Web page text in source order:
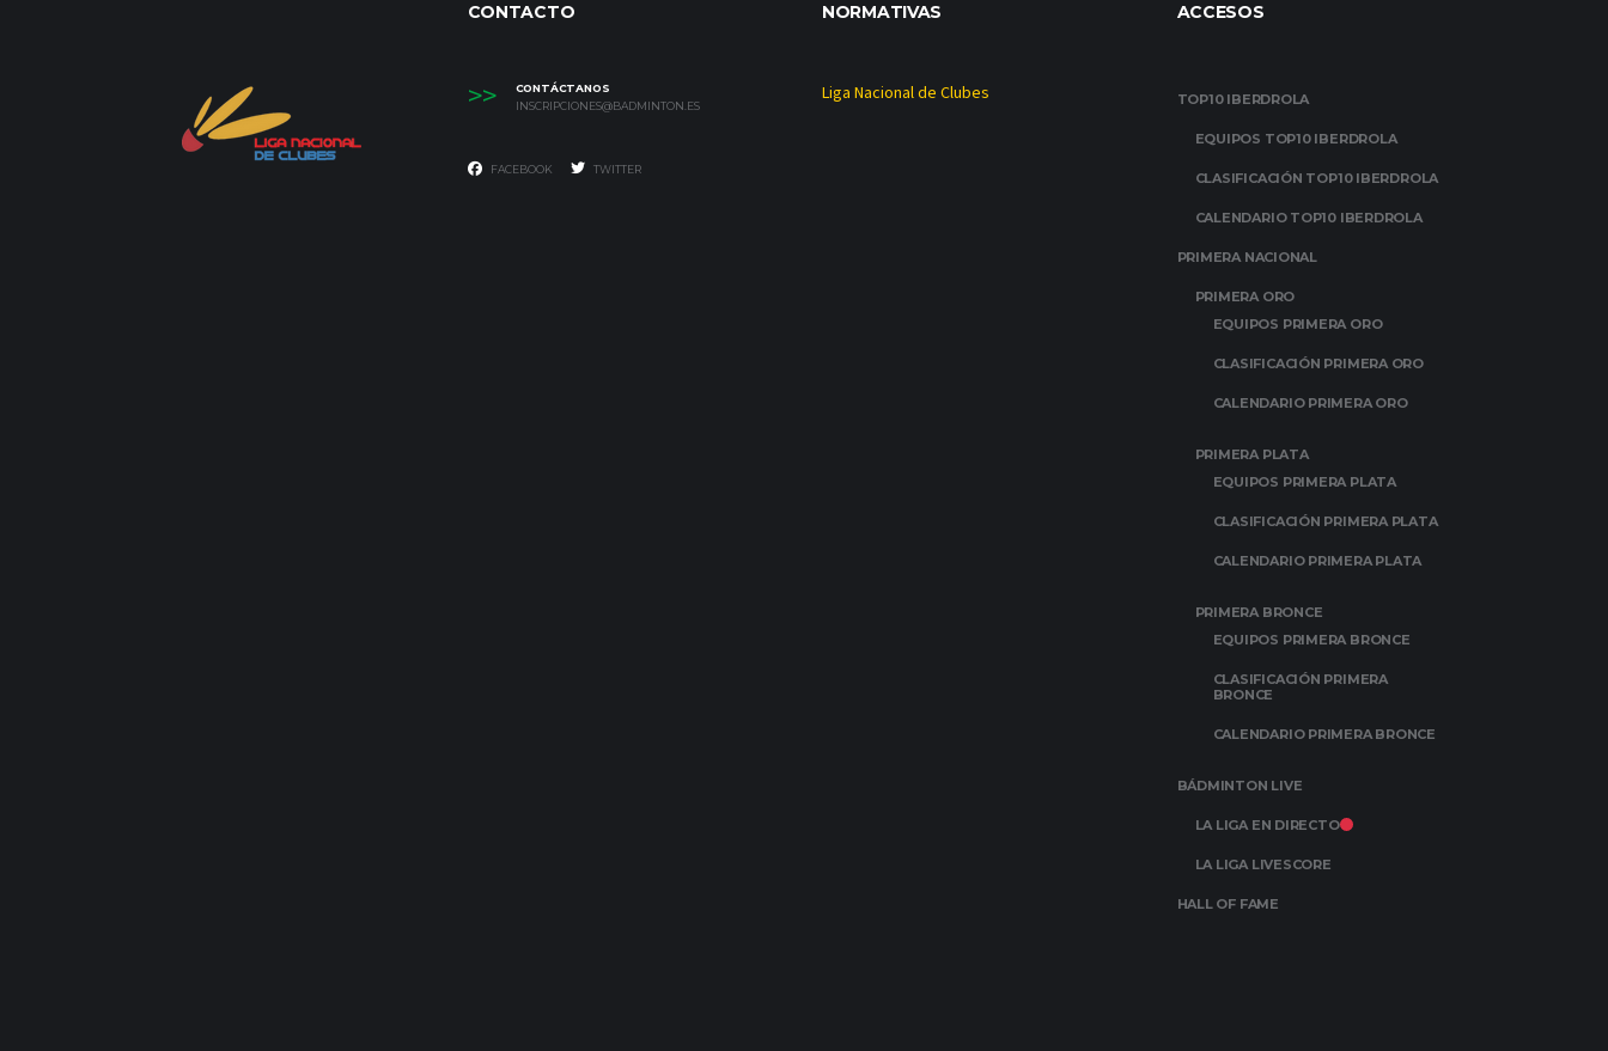
CONTACTO
>>
CONTÁCTANOS
INSCRIPCIONES@BADMINTON.ES
FACEBOOK TWITTER
NORMATIVAS
Liga Nacional de Clubes
ACCESOS
TOP10 IBERDROLA
EQUIPOS TOP10 IBERDROLA
CLASIFICACIÓN TOP10 IBERDROLA
CALENDARIO TOP10 IBERDROLA
PRIMERA NACIONAL
PRIMERA ORO
EQUIPOS PRIMERA ORO
CLASIFICACIÓN PRIMERA ORO
CALENDARIO PRIMERA ORO
PRIMERA PLATA
EQUIPOS PRIMERA PLATA
CLASIFICACIÓN PRIMERA PLATA
CALENDARIO PRIMERA PLATA
PRIMERA BRONCE
EQUIPOS PRIMERA BRONCE
CLASIFICACIÓN PRIMERA
BRONCE
CALENDARIO PRIMERA BRONCE
BÁDMINTON LIVE
LA LIGA EN DIRECTO
LA LIGA LIVESCORE
HALL OF FAME